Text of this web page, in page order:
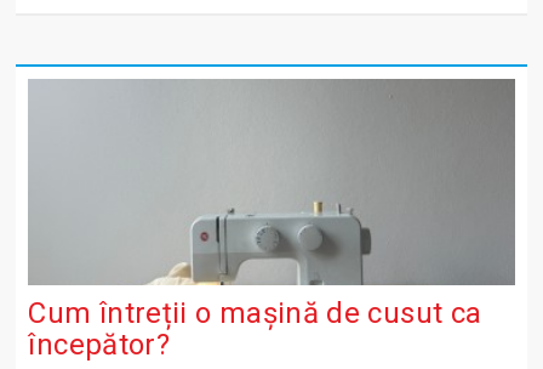
Cum întreții o mașină de cusut ca
începător?